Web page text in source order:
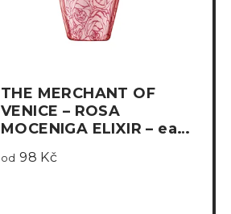
THE MERCHANT OF
VENICE – ROSA
MOCENIGA ELIXIR – eau
od 98 Kč